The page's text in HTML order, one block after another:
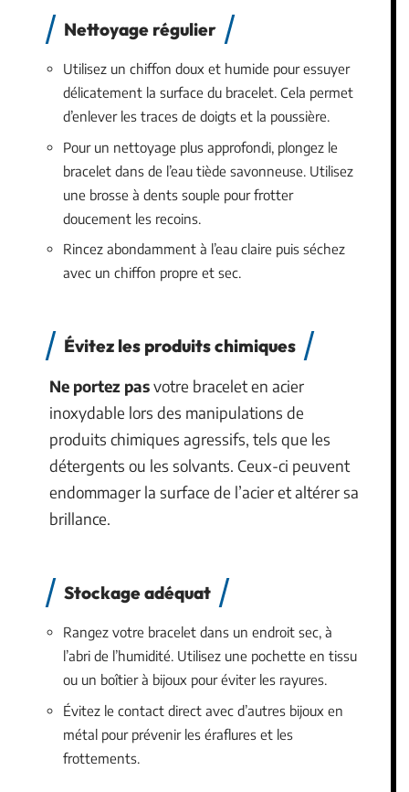
Nettoyage régulier
Utilisez un chiffon doux et humide pour essuyer
délicatement la surface du bracelet. Cela permet
d’enlever les traces de doigts et la poussière.
Pour un nettoyage plus approfondi, plongez le
bracelet dans de l’eau tiède savonneuse. Utilisez
une brosse à dents souple pour frotter
doucement les recoins.
Rincez abondamment à l’eau claire puis séchez
avec un chiffon propre et sec.
Évitez les produits chimiques
Ne portez pasvotre bracelet en acier
inoxydable lors des manipulations de
produits chimiques agressifs, tels que les
détergents ou les solvants. Ceux-ci peuvent
endommager la surface de l’acier et altérer sa
brillance.
Stockage adéquat
Rangez votre bracelet dans un endroit sec, à
l’abri de l’humidité. Utilisez une pochette en tissu
ou un boîtier à bijoux pour éviter les rayures.
Évitez le contact direct avec d’autres bijoux en
métal pour prévenir les éraflures et les
frottements.